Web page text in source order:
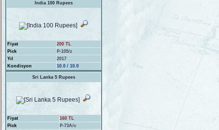
India 100 Rupees
Fiyat
200 TL
Pick
P-105/z
Yıl
2017
Kondisyon
10.0 / 10.0
Sri Lanka 5 Rupees
Fiyat
160 TL
Pick
P-73A/c